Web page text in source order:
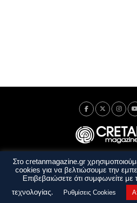
Ταυτότητα Πολιτική Απορρήτου
Όροι και
Στο cretanmagazine.gr
cookies για να βελτιώσουμε την
Επιβεβαιώσετε ότι συμφωνείτε με
τεχνολογίας.
Ρυθμίσεις Cookies